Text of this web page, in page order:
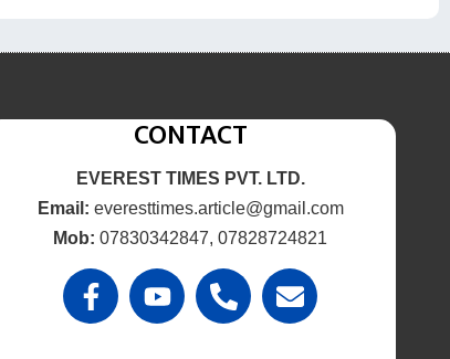
CONTACT
EVEREST TIMES PVT. LTD.
Email: everesttimes.article@gmail.com
Mob: 07830342847, 07828724821